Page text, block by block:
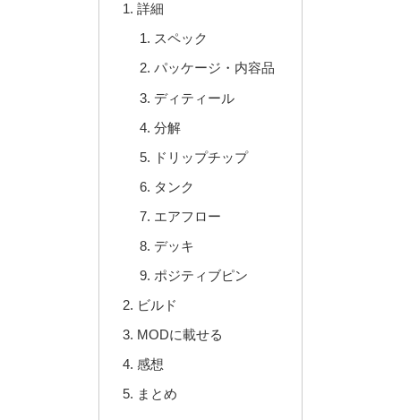
詳細
スペック
パッケージ・内容品
ディティール
分解
ドリップチップ
タンク
エアフロー
デッキ
ポジティブピン
ビルド
MODに載せる
感想
まとめ